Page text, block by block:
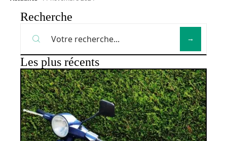
Recherche
Les plus récents